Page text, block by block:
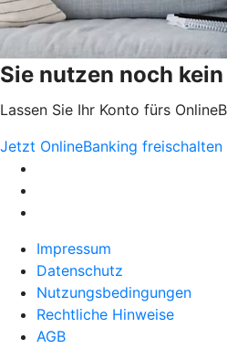
Sie nutzen noch
Lassen Sie Ihr Konto fürs
Jetzt OnlineBanking freischalten
Impressum
Datenschutz
Nutzungsbedingungen
Rechtliche Hinweise
AGB